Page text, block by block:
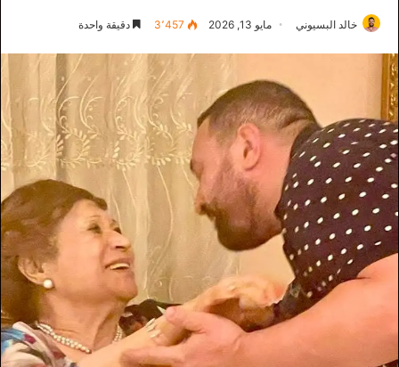
خالد البسيوني مايو 13, 2026 3٬457 دقيقة واحدة